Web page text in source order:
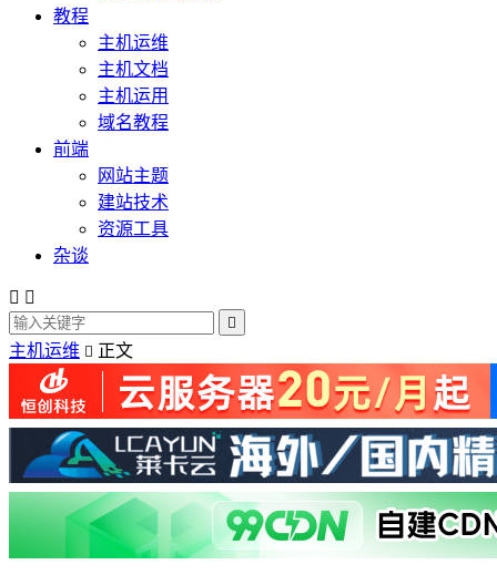
教程
主机运维
主机文档
主机运用
域名教程
前端
网站主题
建站技术
资源工具
杂谈
 

主机运维  正文